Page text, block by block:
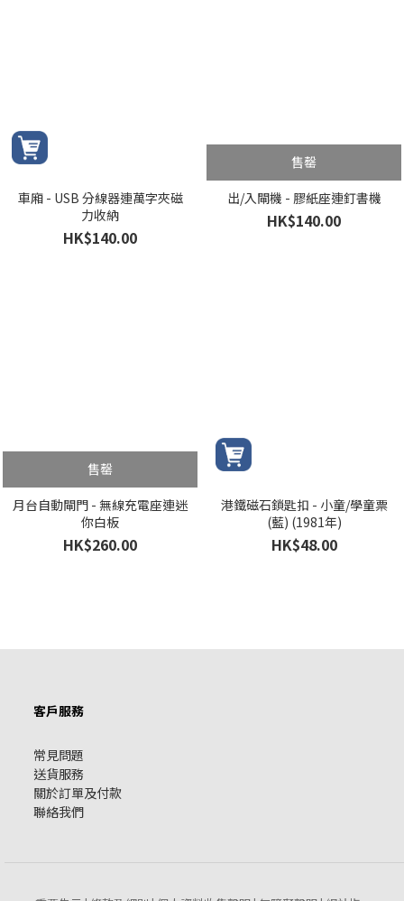
車廂 - USB 分線器連萬字夾磁
力收納
HK$140.00
售罄
出/入閘機 - 膠紙座連釘書機
HK$140.00
售罄
月台自動閘門 - 無線充電座連迷
你白板
HK$260.00
港鐵磁石鎖匙扣 - 小童/學童票
(藍) (1981年)
HK$48.00
客戶服務
常見問題
送貨服務
關於訂單及付款
聯絡我們